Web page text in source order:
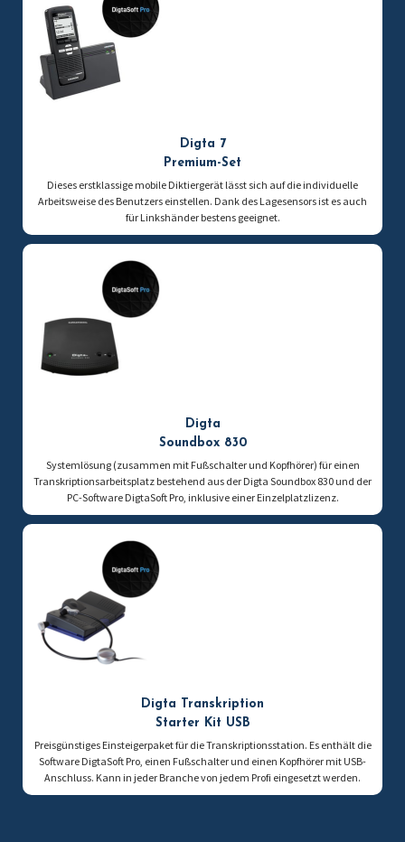
Digta 7
Premium-Set
Dieses erstklassige mobile Diktiergerät lässt sich auf die individuelle
Arbeitsweise des Benutzers einstellen. Dank des Lagesensors ist es auch
für Linkshänder bestens geeignet.
Digta
Soundbox 830
Systemlösung (zusammen mit Fußschalter und Kopfhörer) für einen
Transkriptionsarbeitsplatz bestehend aus der Digta Soundbox 830 und der
PC-Software DigtaSoft Pro, inklusive einer Einzelplatzlizenz.
Digta Transkription
Starter Kit USB
Preisgünstiges Einsteigerpaket für die Transkriptionsstation. Es enthält die
Software DigtaSoft Pro, einen Fußschalter und einen Kopfhörer mit USB-
Anschluss. Kann in jeder Branche von jedem Profi eingesetzt werden.